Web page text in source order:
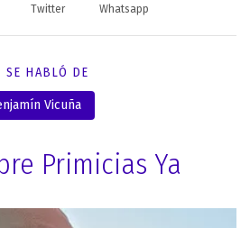
Twitter Whatsapp
SE HABLÓ DE
Vicuña
Primicias Ya